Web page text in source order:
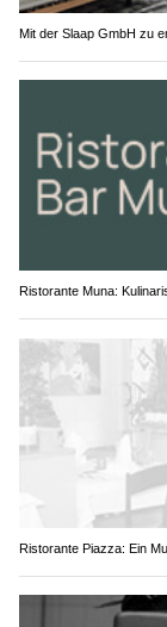
Mit der Slaap GmbH zu
Ristorante Muna:
Ristorante Piazza: Ein